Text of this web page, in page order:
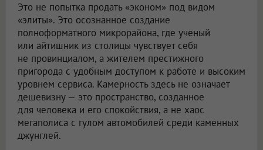
Это не попытка продать «эконом» под видом
«элиты». Это осознанное создание
полноформатного микрорайона, где ученый
или айтишник из столицы чувствует себя
не провинциалом, а жителем престижного
пригорода с удобным доступом к работе и высоким
уровнем сервиса. Камерность здесь не означает
дешевизну — это пространство, созданное
для человека и его спокойствия, а не хаос
мегаполиса с гулом автомобилей среди каменных
джунглей.